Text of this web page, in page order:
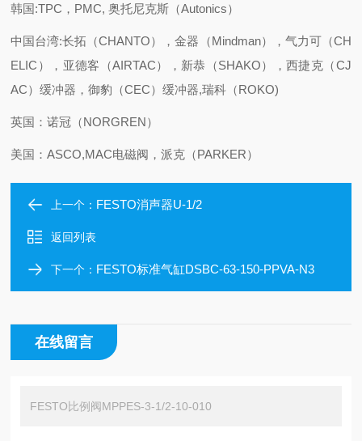
韩国:TPC，PMC, 奥托尼克斯（Autonics）
中国台湾:长拓（CHANTO），金器（Mindman），气力可（CH
ELIC），亚德客（AIRTAC），新恭（SHAKO），西捷克（CJ
AC）缓冲器，御豹（CEC）缓冲器,瑞科（ROKO)
英国：诺冠（NORGREN）
美国：ASCO,MAC电磁阀，派克（PARKER）
上一个： FESTO消声器U-1/2
返回列表
下一个： FESTO标准气缸DSBC-63-150-PPVA-N3
在线留言